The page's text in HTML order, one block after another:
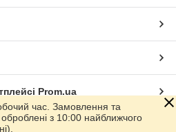
Prom.ua
час. Замовлення та
з 10:00 найближчого